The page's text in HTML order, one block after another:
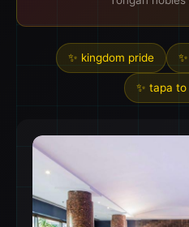
✨ kingdom pride
✨ tapa